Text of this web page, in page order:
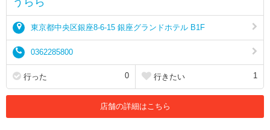
東京都中央区銀座8-6-15 銀座グランドホテル B1F
0362285800
行った 0 行きたい 1
店舗の詳細はこちら